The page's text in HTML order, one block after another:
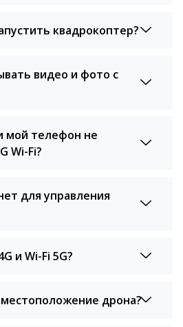
квадрокоптер?
видео и фото с
мой телефон не
Wi-Fi?
для управления
и Wi-Fi 5G?
дрона?